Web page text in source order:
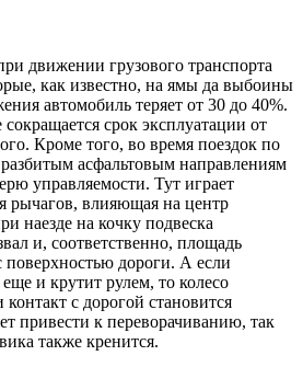
движении грузового транспорта
как известно, на ямы да выбоины
автомобиль теряет от 30 до 40%.
срок эксплуатации от
Кроме того, во время поездок по
асфальтовым направлениям
управляемости. Тут играет
рычагов, влияющая на центр
наезде на кочку подвеска
и, соответственно, площадь
дороги. А если
и крутит рулем, то колесо
контакт с дорогой становится
привести к переворачиванию, так
также кренится.